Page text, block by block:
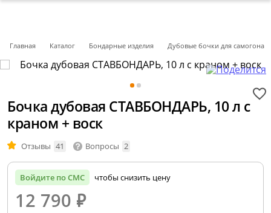
Главная Каталог Бондарные изделия Дубовые бочки для самогона
Бочка дубовая СТАВБОНДАРЬ, 10 л с
краном + воск
Отзывы 41 Вопросы 2
Войдите по СМС чтобы снизить цену
12 790 ₽